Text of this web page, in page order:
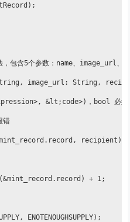
，包含5个参数：name、image_url
image_url: String,
&lt;code>)，bool 必须
错
recipient),
+ 1;
ENOTENOUGHSUPPLY);